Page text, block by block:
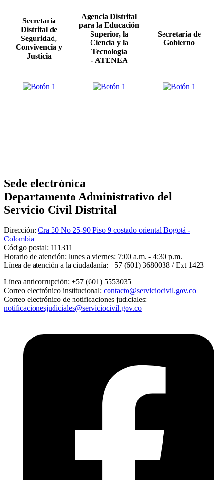
Secretaria
Distrital de
Seguridad,
Convivencia y
Justicia
Agencia Distrital
para la Educación
Superior, la
Ciencia y la
Tecnología
- ATENEA
Secretaria de
Gobierno
Sede electrónica
Departamento Administrativo del
Servicio Civil Distrital
Dirección: Cra 30 No 25-90 Piso 9 costado oriental Bogotá -
Colombia
Código postal: 111311
Horario de atención: lunes a viernes: 7:00 a.m. - 4:30 p.m.
Línea de atención a la ciudadanía: +57 (601) 3680038 / Ext 1423
Línea anticorrupción: +57 (601) 5553035
Correo electrónico institucional: contacto@serviciocivil.gov.co
Correo electrónico de notificaciones judiciales:
notificacionesjudiciales@serviciocivil.gov.co